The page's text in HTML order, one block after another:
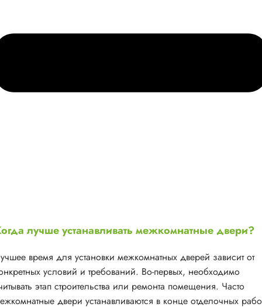
лучше устанавливать межкомнатные двери?
время для установки межкомнатных дверей зависит от
условий и требований. Во-первых, необходимо
этап строительства или ремонта помещения. Часто
двери устанавливаются в конце отделочных